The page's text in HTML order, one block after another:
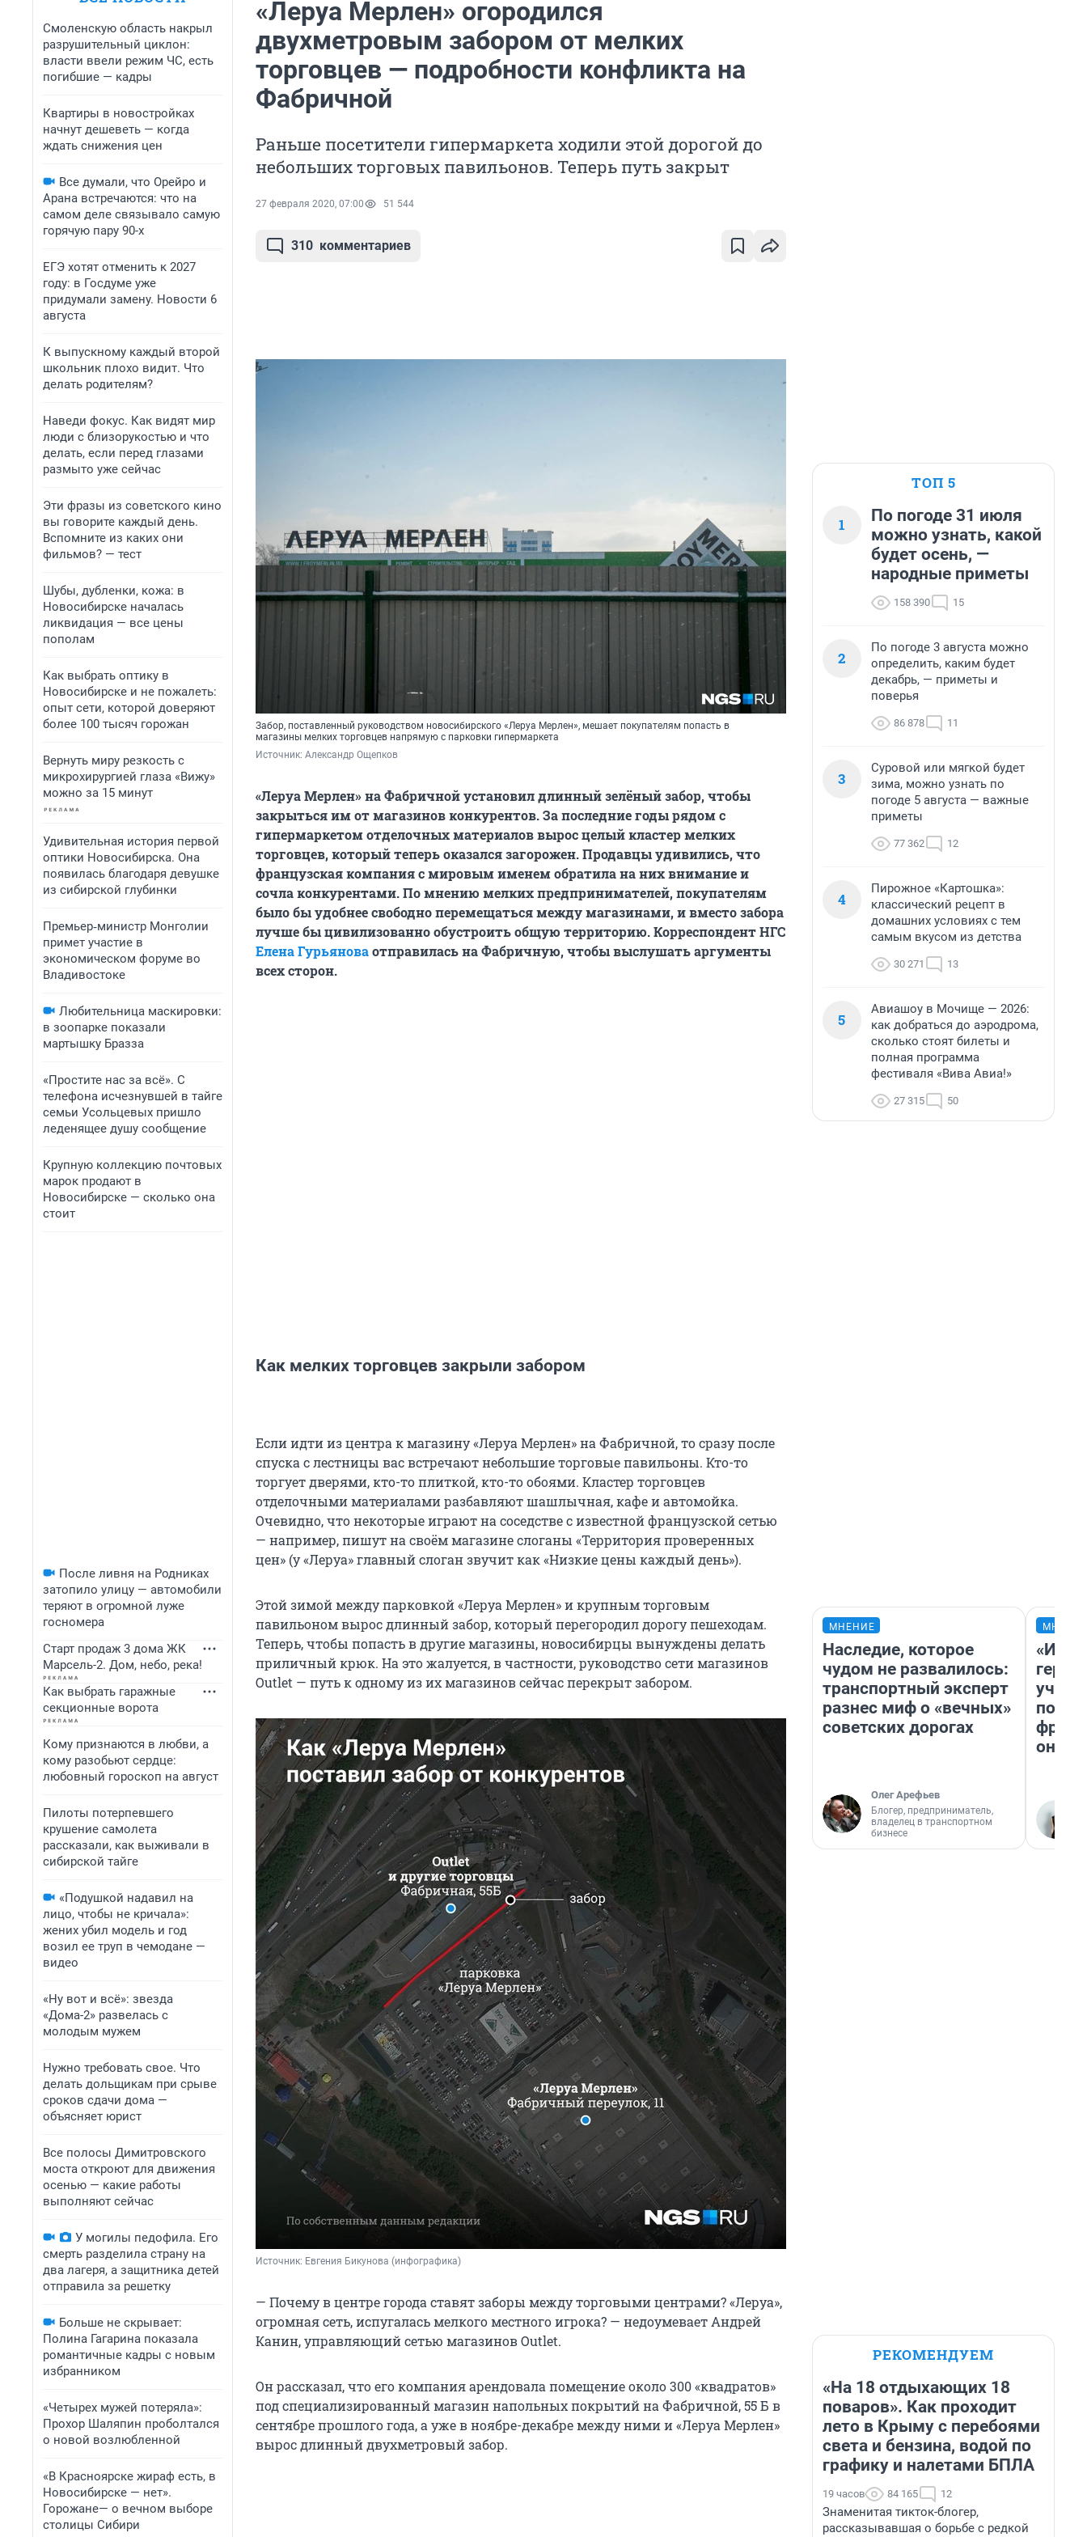
Смоленскую область накрыл
разрушительный циклон:
власти ввели режим ЧС, есть
погибшие — кадры
Квартиры в новостройках
начнут дешеветь — когда
ждать снижения цен
Все думали, что Орейро и
Арана встречаются: что на
самом деле связывало самую
горячую пару 90-х
ЕГЭ хотят отменить к 2027
году: в Госдуме уже
придумали замену. Новости 6
августа
К выпускному каждый второй
школьник плохо видит. Что
делать родителям?
Наведи фокус. Как видят мир
люди с близорукостью и что
делать, если перед глазами
размыто уже сейчас
Эти фразы из советского кино
вы говорите каждый день.
Вспомните из каких они
фильмов? — тест
Шубы, дубленки, кожа: в
Новосибирске началась
ликвидация — все цены
пополам
Как выбрать оптику в
Новосибирске и не пожалеть:
опыт сети, которой доверяют
более 100 тысяч горожан
Вернуть миру резкость с
микрохирургией глаза «Вижу»
можно за 15 минут
Удивительная история первой
оптики Новосибирска. Она
появилась благодаря девушке
из сибирской глубинки
Премьер‑министр Монголии
примет участие в
экономическом форуме во
Владивостоке
Любительница маскировки:
в зоопарке показали
мартышку Бразза
«Простите нас за всё». С
телефона исчезнувшей в тайге
семьи Усольцевых пришло
леденящее душу сообщение
Крупную коллекцию почтовых
марок продают в
Новосибирске — сколько она
стоит
После ливня на Родниках
затопило улицу — автомобили
теряют в огромной луже
госномера
Старт продаж 3 дома ЖК
Марсель-2. Дом, небо, река!
Как выбрать гаражные
секционные ворота
Кому признаются в любви, а
кому разобьют сердце:
любовный гороскоп на август
Пилоты потерпевшего
крушение самолета
рассказали, как выживали в
сибирской тайге
«Подушкой надавил на
лицо, чтобы не кричала»:
жених убил модель и год
возил ее труп в чемодане —
видео
«Ну вот и всё»: звезда
«Дома-2» развелась с
молодым мужем
Нужно требовать свое. Что
делать дольщикам при срыве
сроков сдачи дома —
объясняет юрист
Все полосы Димитровского
моста откроют для движения
осенью — какие работы
выполняют сейчас
У могилы педофила. Его
смерть разделила страну на
два лагеря, а защитника детей
отправила за решетку
Больше не скрывает:
Полина Гагарина показала
романтичные кадры с новым
избранником
«Четырех мужей потеряла»:
Прохор Шаляпин проболтался
о новой возлюбленной
«В Красноярске жираф есть, в
Новосибирске — нет».
Горожане— о вечном выборе
столицы Сибири
«Леруа Мерлен» огородился
двухметровым забором от мелких
торговцев — подробности конфликта на
Фабричной
Раньше посетители гипермаркета ходили этой дорогой до
небольших торговых павильонов. Теперь путь закрыт
27 февраля 2020, 07:00 51 544
310 комментариев
Забор, поставленный руководством новосибирского «Леруа Мерлен», мешает покупателям попасть в
магазины мелких торговцев напрямую с парковки гипермаркета
Источник: Александр Ощепков
«Леруа Мерлен» на Фабричной установил длинный зелёный забор, чтобы
закрыться им от магазинов конкурентов. За последние годы рядом с
гипермаркетом отделочных материалов вырос целый кластер мелких
торговцев, который теперь оказался загорожен. Продавцы удивились, что
французская компания с мировым именем обратила на них внимание и
сочла конкурентами. По мнению мелких предпринимателей, покупателям
было бы удобнее свободно перемещаться между магазинами, и вместо забора
лучше бы цивилизованно обустроить общую территорию. Корреспондент НГС
Елена Гурьяноваотправилась на Фабричную, чтобы выслушать аргументы
всех сторон.
Как мелких торговцев закрыли забором
Если идти из центра к магазину «Леруа Мерлен» на Фабричной, то сразу после
спуска с лестницы вас встречают небольшие торговые павильоны. Кто-то
торгует дверями, кто-то плиткой, кто-то обоями. Кластер торговцев
отделочными материалами разбавляют шашлычная, кафе и автомойка.
Очевидно, что некоторые играют на соседстве с известной французской сетью
— например, пишут на своём магазине слоганы «Территория проверенных
цен» (у «Леруа» главный слоган звучит как «Низкие цены каждый день»).
Этой зимой между парковкой «Леруа Мерлен» и крупным торговым
павильоном вырос длинный забор, который перегородил дорогу пешеходам.
Теперь, чтобы попасть в другие магазины, новосибирцы вынуждены делать
приличный крюк. На это жалуется, в частности, руководство сети магазинов
Outlet — путь к одному из их магазинов сейчас перекрыт забором.
Источник: Евгения Бикунова (инфографика)
— Почему в центре города ставят заборы между торговыми центрами? «Леруа»,
огромная сеть, испугалась мелкого местного игрока? — недоумевает Андрей
Канин, управляющий сетью магазинов Outlet.
Он рассказал, что его компания арендовала помещение около 300 «квадратов»
под специализированный магазин напольных покрытий на Фабричной, 55 Б в
сентябре прошлого года, а уже в ноябре-декабре между ними и «Леруа Мерлен»
вырос длинный двухметровый забор.
ТОП 5
1
По погоде 31 июля
можно узнать, какой
будет осень, —
народные приметы
158 390 15
2
По погоде 3 августа можно
определить, каким будет
декабрь, — приметы и
поверья
86 878 11
3
Суровой или мягкой будет
зима, можно узнать по
погоде 5 августа — важные
приметы
77 362 12
4
Пирожное «Картошка»:
классический рецепт в
домашних условиях с тем
самым вкусом из детства
30 271 13
5
Авиашоу в Мочище — 2026:
как добраться до аэродрома,
сколько стоят билеты и
полная программа
фестиваля «Вива Авиа!»
27 315 50
МНЕНИЕ
Наследие, которое
чудом не развалилось:
транспортный эксперт
разнес миф о «вечных»
советских дорогах
Олег Арефьев
Блогер, предприниматель,
владелец в транспортном
бизнесе
учит
она
РЕКОМЕНДУЕМ
«На 18 отдыхающих 18
поваров». Как проходит
лето в Крыму с перебоями
света и бензина, водой по
графику и налетами БПЛА
19 часов 84 165 12
Знаменитая тикток-блогер,
рассказывавшая о борьбе с редкой